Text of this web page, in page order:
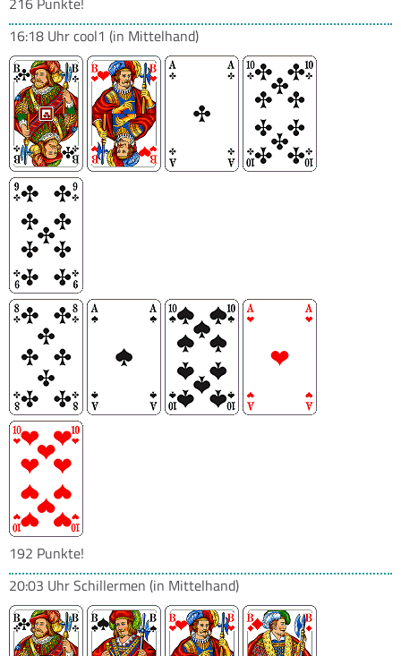
16:18 Uhrcool1 (in Mittelhand)
192 Punkte!
20:03 UhrSchillermen (in Mittelhand)